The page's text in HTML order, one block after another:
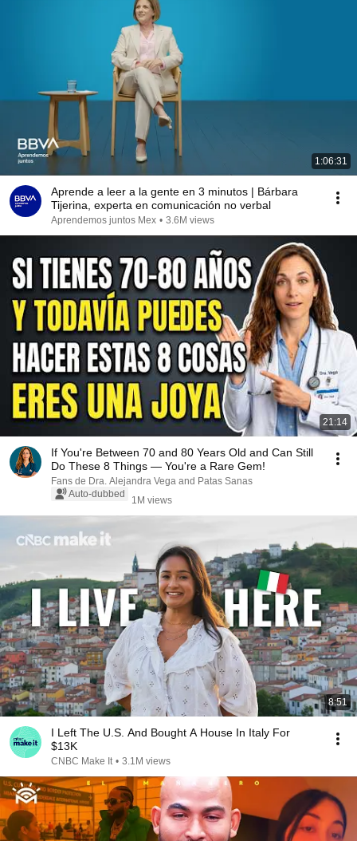
1:06:31
Aprende a leer a la gente en 3 minutos | Bárbara
Tijerina, experta en comunicación no verbal
Aprendemos juntos Mex • 3.6M views
21:14
If You're Between 70 and 80 Years Old and Can Still
Do These 8 Things — You're a Rare Gem!
Fans de Dra. Alejandra Vega and Patas Sanas
Auto-dubbed
1M views
8:51
I Left The U.S. And Bought A House In Italy For
$13K
CNBC Make It • 3.1M views